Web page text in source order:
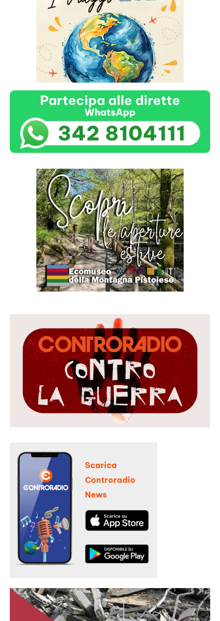
Scarica
Controradio
News